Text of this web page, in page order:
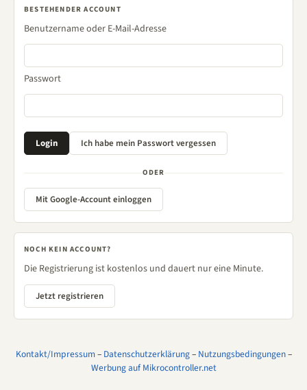
BESTEHENDER ACCOUNT
Benutzername oder E-Mail-Adresse
Passwort
ODER
Mit Google-Account einloggen
NOCH KEIN ACCOUNT?
Die Registrierung ist kostenlos und dauert nur eine Minute.
Jetzt registrieren
Kontakt/Impressum– Datenschutzerklärung– Nutzungsbedingungen–
Werbung auf Mikrocontroller.net